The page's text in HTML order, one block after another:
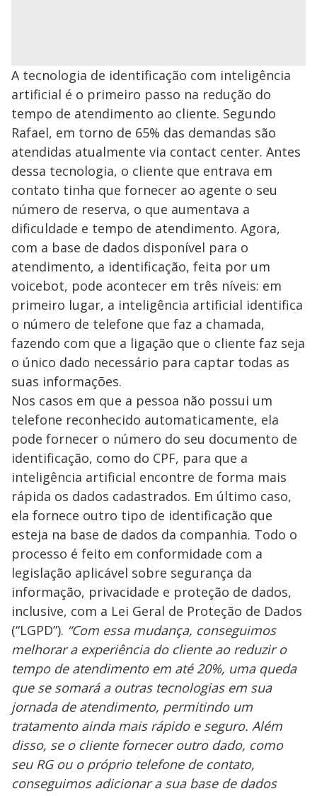
A tecnologia de identificação com inteligência
artificial é o primeiro passo na redução do
tempo de atendimento ao cliente. Segundo
Rafael, em torno de 65% das demandas são
atendidas atualmente via contact center. Antes
dessa tecnologia, o cliente que entrava em
contato tinha que fornecer ao agente o seu
número de reserva, o que aumentava a
dificuldade e tempo de atendimento. Agora,
com a base de dados disponível para o
atendimento, a identificação, feita por um
voicebot, pode acontecer em três níveis: em
primeiro lugar, a inteligência artificial identifica
o número de telefone que faz a chamada,
fazendo com que a ligação que o cliente faz seja
o único dado necessário para captar todas as
suas informações.
Nos casos em que a pessoa não possui um
telefone reconhecido automaticamente, ela
pode fornecer o número do seu documento de
identificação, como do CPF, para que a
inteligência artificial encontre de forma mais
rápida os dados cadastrados. Em último caso,
ela fornece outro tipo de identificação que
esteja na base de dados da companhia. Todo o
processo é feito em conformidade com a
legislação aplicável sobre segurança da
informação, privacidade e proteção de dados,
inclusive, com a Lei Geral de Proteção de Dados
(“LGPD”). “Com essa mudança, conseguimos
melhorar a experiência do cliente ao reduzir o
tempo de atendimento em até 20%, uma queda
que se somará a outras tecnologias em sua
jornada de atendimento, permitindo um
tratamento ainda mais rápido e seguro. Além
disso, se o cliente fornecer outro dado, como
seu RG ou o próprio telefone de contato,
conseguimos adicionar a sua base de dados